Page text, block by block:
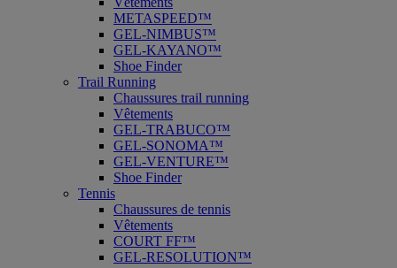
METASPEED™
GEL-NIMBUS™
GEL-KAYANO™
Shoe Finder
Trail Running
Chaussures trail running
Vêtements
GEL-TRABUCO™
GEL-SONOMA™
GEL-VENTURE™
Shoe Finder
Tennis
Chaussures de tennis
Vêtements
COURT FF™
GEL-RESOLUTION™